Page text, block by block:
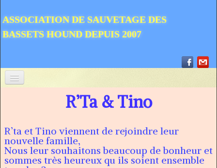
ASSOCIATION DE SAUVETAGE DES
BASSETS HOUND DEPUIS 2007
COMMENT NOUS AIDER ?
COMMENT ADOPTER ?
R’Ta & Tino
R’ta et Tino viennent de rejoindre leur
nouvelle famille,
Nous leur souhaitons beaucoup de bonheur et
sommes très heureux qu ils soient ensemble